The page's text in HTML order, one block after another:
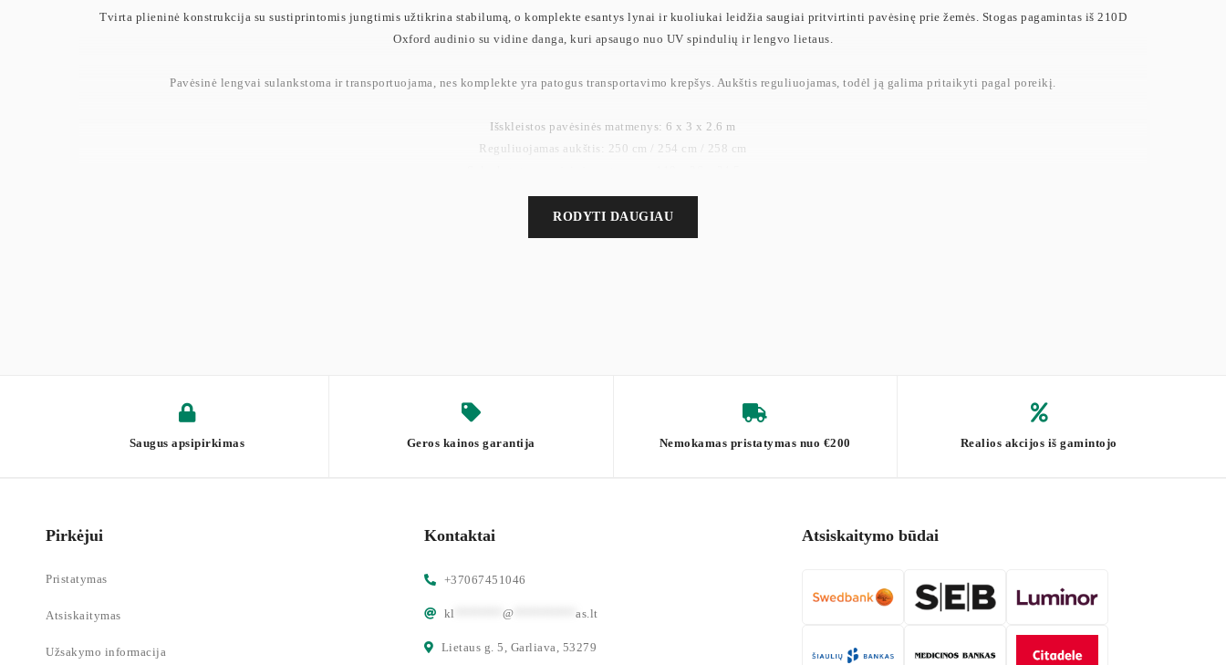
Tvirta plieninė konstrukcija su sustiprintomis jungtimis užtikrina stabilumą, o komplekte esantys lynai ir kuoliukai leidžia saugiai pritvirtinti pavėsinę prie žemės. Stogas pagamintas iš 210D
Oxford audinio su vidine danga, kuri apsaugo nuo UV spindulių ir lengvo lietaus.
Pavėsinė lengvai sulankstoma ir transportuojama, nes komplekte yra patogus transportavimo krepšys. Aukštis reguliuojamas, todėl ją galima pritaikyti pagal poreikį.
Išskleistos pavėsinės matmenys: 6 x 3 x 2.6 m
Reguliuojamas aukštis: 250 cm / 254 cm / 258 cm
RODYTI DAUGIAU
Saugus apsipirkimas Geros kainos garantija Nemokamas pristatymas nuo €200 Realios akcijos iš gamintojo
Pirkėjui
Pristatymas
Atsiskaitymas
Užsakymo informacija
Kontaktai
+37067451046
kl *******@ *********as.lt
Lietaus g. 5, Garliava, 53279
Atsiskaitymo būdai